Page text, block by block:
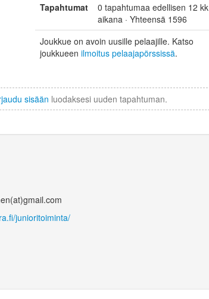
Tapahtumat
0 tapahtumaa edellisen 12 kk
aikana · Yhteensä 1596
Joukkue on avoin uusille pelaajille. Katso
joukkueen ilmoitus pelaajapörssissä.
sisään luodaksesi uuden tapahtuman.
junioritoiminta/